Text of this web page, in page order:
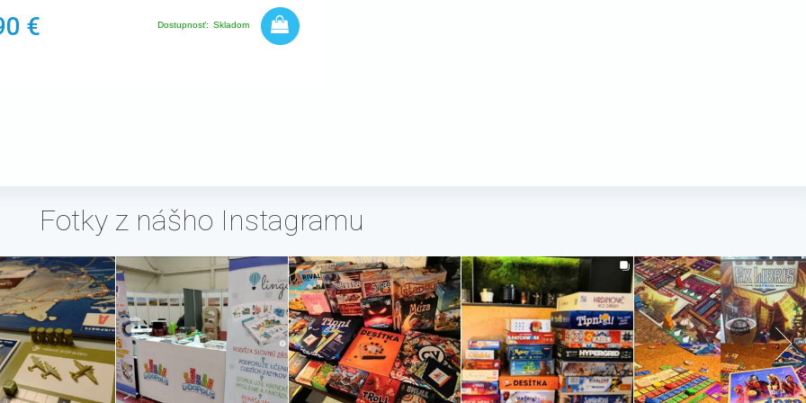
€ Dostupnosť: Skladom
Fotky z nášho Instagramu